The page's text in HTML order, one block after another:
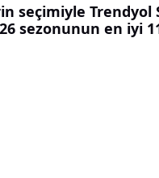
seçimiyle Trendyol
sezonunun en iyi